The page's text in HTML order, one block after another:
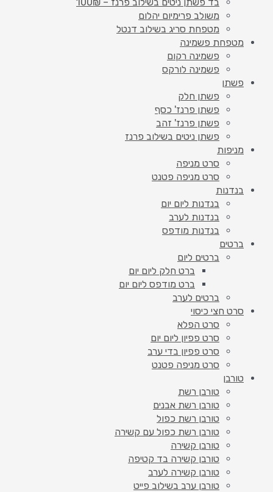
משולב פרימיום יהלום
מטפחת סריג בשילוב דנטל
מטפחת פשמינה
פשמינה רקום
פשמינה לורקס
פשתן
פשתן חלק
פשתן פרנז' כסף
פשתן פרנז' זהב
פשתן ניטים בשילוב פרנז
מניפות
סרט מניפה
סרט מניפה פטנט
בנדנות
בנדנות ליום יום
בנדנות לערב
בנדנות מודפס
ברטים
ברטים ליום
ברט חלק ליום יום
ברט מודפס ליום יום
ברטים לערב
סרט חצי כיסוי
סרט הפלא
סרט פפיון ליום יום
סרט פפיון בדי ערב
סרט מניפה פטנט
טורבן
טורבן רשת
טורבן רשת אבנים
טורבן רשת כפול
טורבן רשת כפול עם קשירה
טורבן קשירה
טורבן קשירה בד קטיפה
טורבן קשירה לערב
טורבן ערב בשילוב פייט